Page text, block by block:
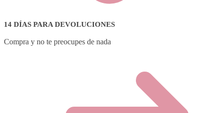
14 DÍAS PARA DEVOLUCIONES
Compra y no te preocupes de nada